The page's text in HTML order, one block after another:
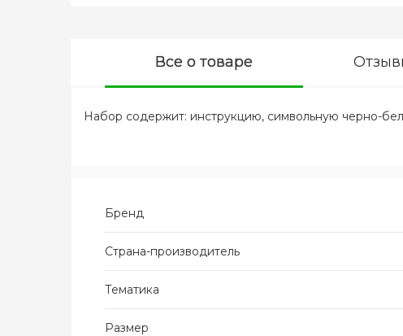
Все о товаре
Набор содержит: инструкцию, символьную черно-
Бренд
Страна-производитель
Тематика
Размер